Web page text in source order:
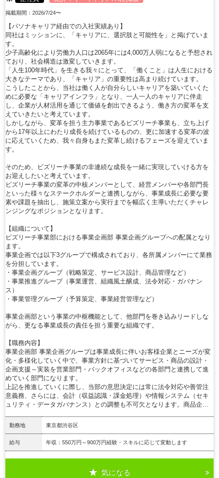
掲載期間：2026/7/24〜
【パソナキャリア経由での入社実績あり】
同社はミッションに、「キャリアに、選択肢と可能性を」と掲げていま
す。
少子高齢化により労働力人口は2065年には4,000万人弱になると予想され
ており、社会構造は激変していきます。
「人生100年時代」を生きる我々にとって、「働くこと」は人生における
大きなテーマであり、「キャリア」の重要性は高まり続けています。
こうしたことから、当社は働く人が自分らしいキャリアを築いていくた
めに必要な「キャリアインフラ」となり、一人一人のキャリアに伴走
し、企業が人材活用を通じて価値を創出できるよう、働き方の変革を支
えていきたいと考えています。
しかしながら、変革を担う主力事業であるビズリーチ事業も、立ち上げ
から17年以上にわたり成長を続けているものの、更に加速する変革の波
に応えていくため、我々自身もまた変革し続けるフェーズを迎えていま
す。
そのため、ビズリーチ事業の非連続な成長を一緒に実現していける方を
お迎えしたいと考えています。
ビズリーチ事業の変革の中核メンバーとして、経営メンバーや各部門長
といった様々なステークホルダーと連携しながら、事業成長に必要な要
素や課題を抽出し、施策立案から実行までを幅広く主導いただくチャレ
ンジングなポジションとなります。
【組織について】
ビズリーチ事業部における事業企画部 事業企画グループへの配属となり
ます。
事業企画では以下3グループで構成されており、各所属メンバーにて業務
を分担しています。
・事業企画グループ（戦略策定、サービス設計、商品管理など）
・事業推進グループ（事業運営、組織風土醸成、法令対応・ガバナン
ス）
・事業管理グループ（予算策定、事業経営管理など）
事業企画部という事業の中枢機能として、他部門を巻き込みリードしな
がら、更なる事業成長の責任を担う重要な組織です。
【職務内容】
事業企画部 事業企画グループは事業成長に伴いお客様企業とニーズが変
化・多様化していく中で、事業方針に基づいてサービス・商品の設計・
企画支援～実装を営業部門・バックオフィスなどの各部門と連携して進
めていく部門になります。
上記を推進していくに際し、当部の意思決定には常に法令対応や善管注
意義務、さらには、会計（収益認識・課金処理）や情報システム（セキ
ュリティ・データガバナンス）との調整も不可欠となります。商品企…
勤務地 東京都渋谷区
給与 年収：550万円～900万円経験・スキルに応じて変動します
気になる